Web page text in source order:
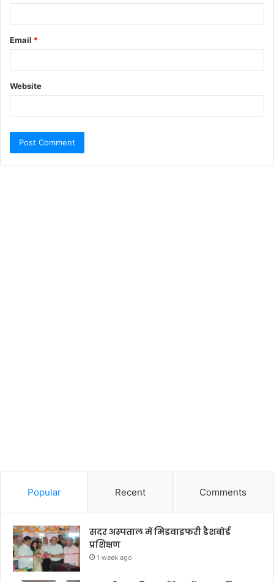
Email *
Website
Popular Recent Comments
सदर अस्पताल में मिडवाइफरी डैशबोर्ड
प्रशिक्षण
1 week ago